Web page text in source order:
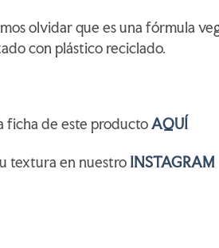
olvidar que es una fórmula
con plástico reciclado.
ficha de este productoAQUÍ
textura en nuestro INSTAGRAM